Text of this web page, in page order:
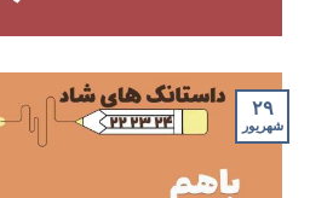
۲۹
شهریور